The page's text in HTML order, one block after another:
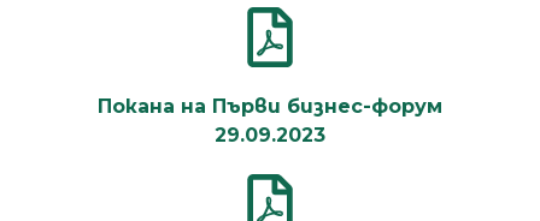
Покана на Първи бизнес-форум
29.09.2023